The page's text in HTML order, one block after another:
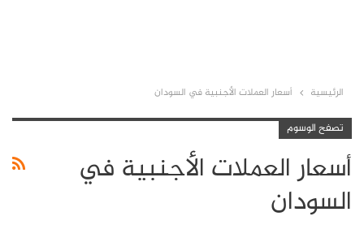
الرئيسية أسعار العملات الأجنبية في السودان
تصفح الوسوم
أسعار العملات الأجنبية في
السودان